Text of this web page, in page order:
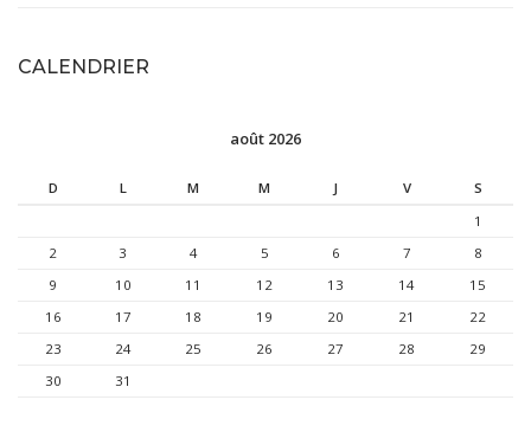
CALENDRIER
août 2026
D L M M J V
S
1
2
3 4 5 6 7
8
9
10 11 12 13 14
15
16
17 18 19 20 21
22
23
24 25 26 27 28
29
30
31